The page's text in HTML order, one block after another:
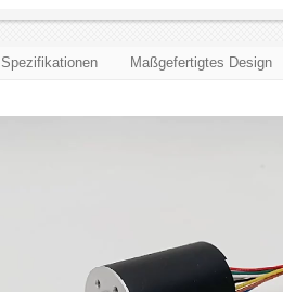
Spezifikationen Maßgefertigtes Design